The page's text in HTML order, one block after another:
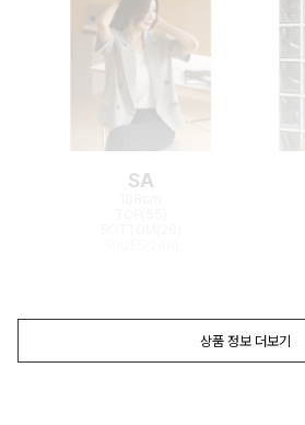
SA
상품 정보 더보기